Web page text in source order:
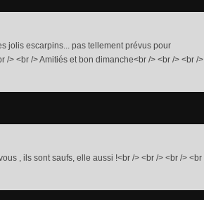
jolis escarpins... pas tellement prévus pour
/> <br /> Amitiés et bon dimanche<br /> <br /> <br />
, ils sont saufs, elle aussi !<br /> <br /> <br /> <br